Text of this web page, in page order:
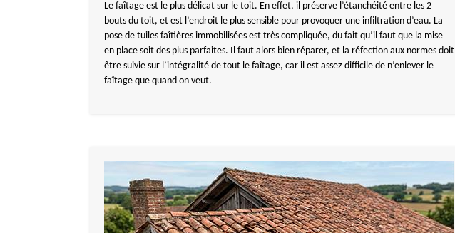
Le faîtage est le plus délicat sur le toit. En effet, il préserve l’étanchéité entre les 2
bouts du toit, et est l’endroit le plus sensible pour provoquer une infiltration d’eau. La
pose de tuiles faîtières immobilisées est très compliquée, du fait qu’il faut que la mise
en place soit des plus parfaites. Il faut alors bien réparer, et la réfection aux normes doit
être suivie sur l’intégralité de tout le faîtage, car il est assez difficile de n’enlever le
faîtage que quand on veut.